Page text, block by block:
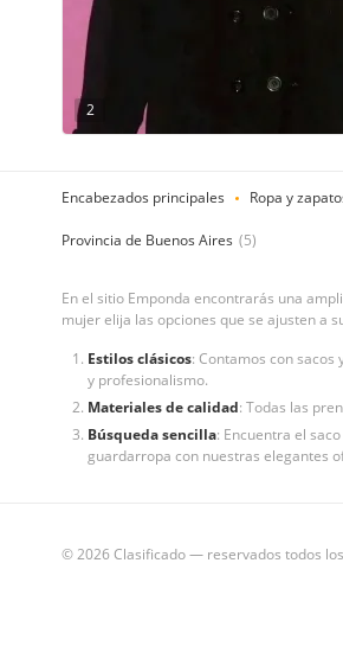
2
Encabezados principales Ropa y
Provincia de Buenos Aires (5)
En el sitio Emponda encontrarás una
mujer elija las opciones que se ajusten a
Estilos clásicos: Contamos con
y profesionalismo.
Materiales de calidad: Todas las
Búsqueda sencilla: Encuentra el
guardarropa con nuestras elegantes
© 2026 Clasificado — reservados todos